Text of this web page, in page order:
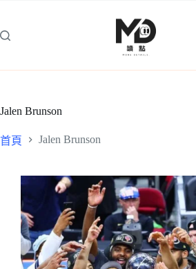
主
Jalen Brunson
首頁 Jalen Brunson